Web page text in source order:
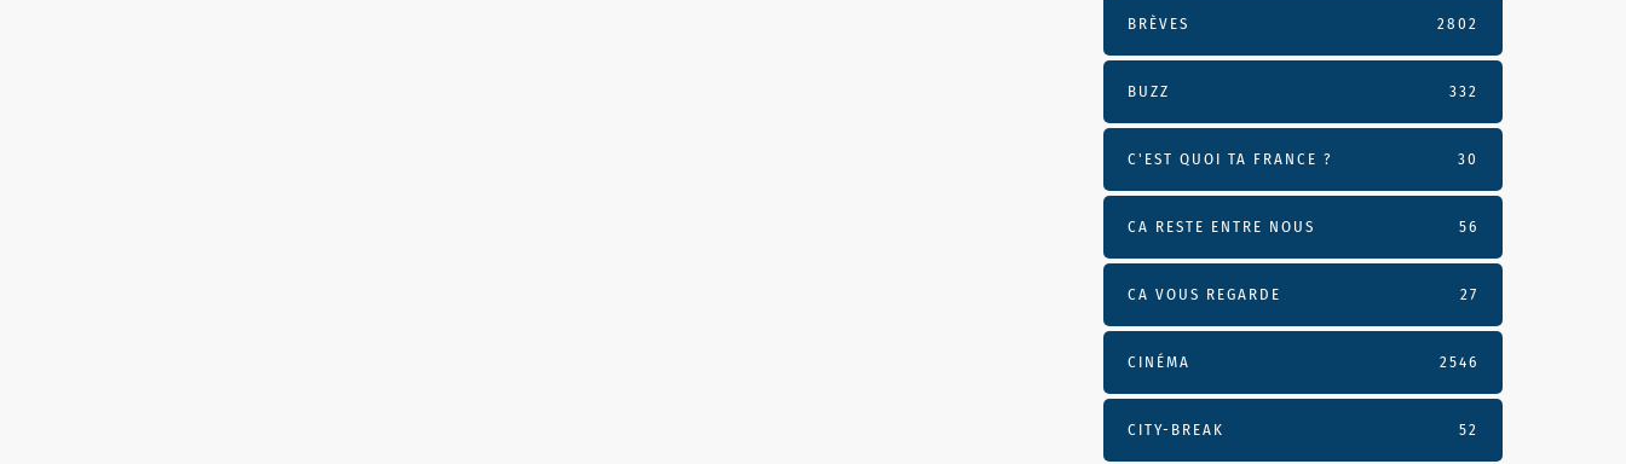
BRÈVES 2802
BUZZ 332
C'EST QUOI TA FRANCE ? 30
CA RESTE ENTRE NOUS 56
CA VOUS REGARDE 27
CINÉMA 2546
CITY-BREAK 52